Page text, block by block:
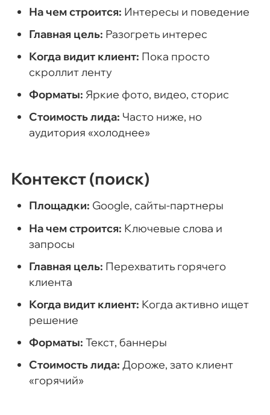
На чем строится: Интересы и поведение
Главная цель: Разогреть интерес
Когда видит клиент: Пока просто
скроллит ленту
Форматы: Яркие фото, видео, сторис
Стоимость лида: Часто ниже, но
аудитория «холоднее»
Контекст (поиск)
Площадки: Google, сайты-партнеры
На чем строится: Ключевые слова и
запросы
Главная цель: Перехватить горячего
клиента
Когда видит клиент: Когда активно ищет
решение
Форматы: Текст, баннеры
Стоимость лида: Дороже, зато клиент
«горячий»